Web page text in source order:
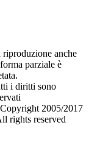
riproduzione anche
parziale è
i diritti sono
2005/2017
rights reserved